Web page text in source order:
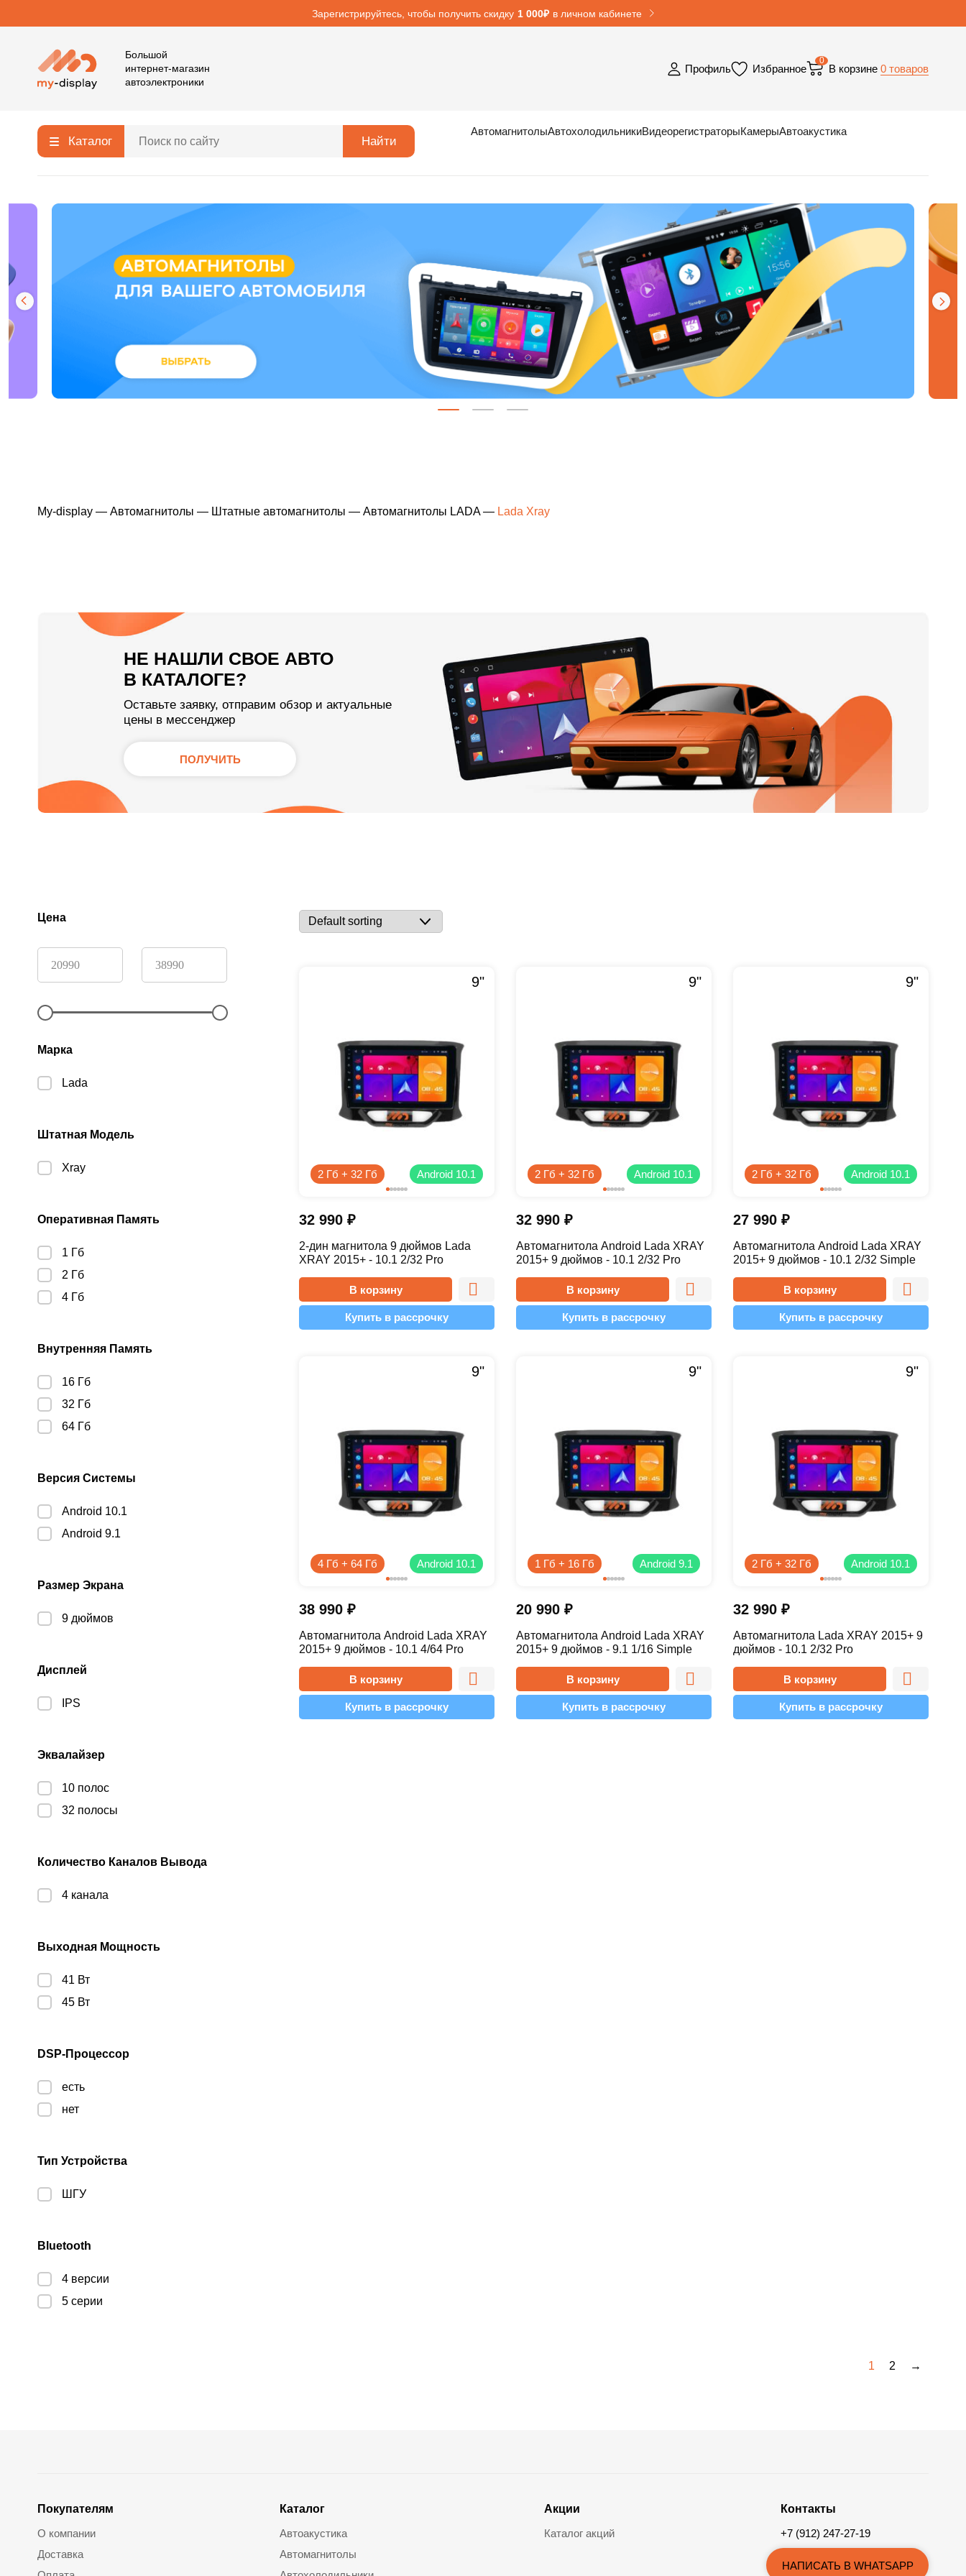
Зарегистрируйтесь, чтобы получить скидку 1 000₽ в личном кабинете
Большой
интернет-магазин
автоэлектроники
Профиль Избранное
0
В корзине 0 товаров
Каталог Найти
АвтомагнитолыАвтохолодильникиВидеорегистраторыКамерыАвтоакустика
My-display — Автомагнитолы — Штатные автомагнитолы — Автомагнитолы LADA— Lada Xray
НЕ НАШЛИ СВОЕ АВТО
В КАТАЛОГЕ?
Оставьте заявку, отправим обзор и актуальные
цены в мессенджер
ПОЛУЧИТЬ
Цена
Марка
Lada
Штатная Модель
Xray
Оперативная Память
1 Гб
2 Гб
4 Гб
Внутренняя Память
16 Гб
32 Гб
64 Гб
Версия Системы
Android 10.1
Android 9.1
Размер Экрана
9 дюймов
Дисплей
IPS
Эквалайзер
10 полос
32 полосы
Количество Каналов Вывода
4 канала
Выходная Мощность
41 Вт
45 Вт
DSP-Процессор
есть
нет
Тип Устройства
ШГУ
Bluetooth
4 версии
5 серии
2 Гб + 32 Гб
9"
Android 10.1
32 990 ₽
2-дин магнитола 9 дюймов Lada
XRAY 2015+ - 10.1 2/32 Pro
В корзину
Купить в рассрочку
2 Гб + 32 Гб
9"
Android 10.1
32 990 ₽
Автомагнитола Android Lada XRAY
2015+ 9 дюймов - 10.1 2/32 Pro
В корзину
Купить в рассрочку
2 Гб + 32 Гб
9"
Android 10.1
27 990 ₽
Автомагнитола Android Lada XRAY
2015+ 9 дюймов - 10.1 2/32 Simple
В корзину
Купить в рассрочку
4 Гб + 64 Гб
9"
Android 10.1
38 990 ₽
Автомагнитола Android Lada XRAY
2015+ 9 дюймов - 10.1 4/64 Pro
В корзину
Купить в рассрочку
1 Гб + 16 Гб
9"
Android 9.1
20 990 ₽
Автомагнитола Android Lada XRAY
2015+ 9 дюймов - 9.1 1/16 Simple
В корзину
Купить в рассрочку
2 Гб + 32 Гб
9"
Android 10.1
32 990 ₽
Автомагнитола Lada XRAY 2015+ 9
дюймов - 10.1 2/32 Pro
В корзину
Купить в рассрочку
1 2 →
Покупателям
О компании
Доставка
Каталог
Автоакустика
Автомагнитолы
Акции
Каталог акций
Контакты
+7 (912) 247-27-19
НАПИСАТЬ В WHATSAPP